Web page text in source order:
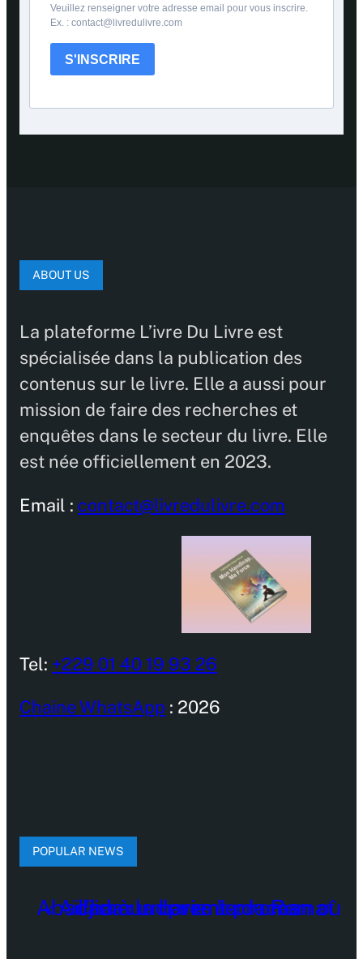
Veuillez renseigner votre adresse email pour vous inscrire.
Ex. : contact@livredulivre.com
S'INSCRIRE
ABOUT US
La plateforme L’ivre Du Livre est
spécialisée dans la publication des
contenus sur le livre. Elle a aussi pour
mission de faire des recherches et
enquêtes dans le secteur du livre. Elle
est née officiellement en 2023.
Email : contact@livredulivre.com
Tel: +229 01 40 19 93 26
Chaine WhatsApp : 2026
POPULAR NEWS